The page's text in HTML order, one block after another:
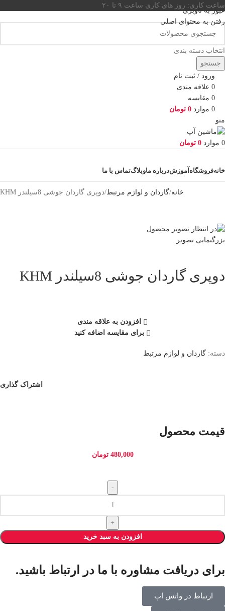
عبور به ناوبری
رفتن به محتوای اصلی
ساعت کاری: روز های کاری ساعت ۹ تا ۲۰
انتخاب دسته بندی
جستجو
ورود / ثبت نام
0 علاقه مندی
0 مقایسه
0 موارد 0 تومان
منو
0 موارد 0 تومان
خانهفروشگاه آموزشدرباره ماوبلاگتماس با ما
خانه گاردان و لوازم مرتبط دوپری گاردان جوشی 8سیلندر KHM
بزرگنمایی تصویر
دوپری گاردان جوشی 8سیلندر KHM
افزودن به علاقه مندی
برای مقایسه اضافه کنید
دسته: گاردان و لوازم مرتبط
اشتراک گذاری
قیمت محصول
480,000 تومان
افزودن به سبد خرید
برای دریافت مشاوره با ما در ارتباط باشید.
ارتباط در واتس اپ